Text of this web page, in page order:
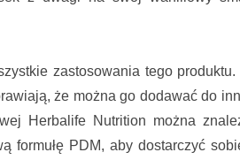
zastosowania tego
że można go dodawać do
Herbalife Nutrition można
formułę PDM, aby dostarczyć